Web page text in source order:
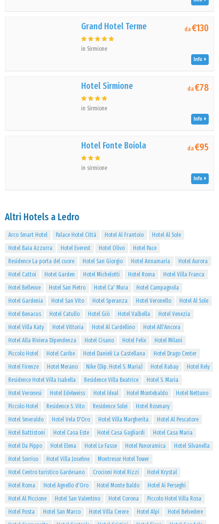
Grand Hotel Terme
in Sirmione
da€130
Info
Hotel Sirmione
in Sirmione
da€78
Info
Hotel Fonte Boiola
in sirmione
da€95
Info
Altri Hotels a Ledro
Arco Smart Hotel Palace Hotel Città Hotel Al Frantoio
Hotel Al Sole
Hotel Baia Azzurra
Hotel Everest Hotel Olivo
Hotel Pace
Residence La porta del cuore
Hotel San Giorgio Hotel Annamaria
Hotel Aurora
Hotel Cattoi
Hotel Garden Hotel Michelotti Hotel Roma
Hotel Villa Franca
Hotel Bellevue
Hotel San Pietro Hotel Ca' Mura
Hotel Campagnola
Hotel Gardenia
Hotel San Vito Hotel Speranza Hotel Veronello
Hotel Al Sole
Hotel Benacus
Hotel Catullo Hotel Giò Hotel Valbella
Hotel Venezia
Hotel Villa Katy
Hotel Vittoria Hotel Al Cardellino
Hotel All'Ancora
Hotel Alla Riviera Dipendenza
Hotel Cisano Hotel Felix
Hotel Milani
Piccolo Hotel
Hotel Caribe Hotel Danieli La Castellana
Hotel Drago Center
Hotel Firenze
Hotel Merano Nike (Dip. Hotel S. Maria) Hotel Rabay
Hotel Rely
Residence Hotel Villa Isabella
Residence Villa Beatrice
Hotel S. Maria
Hotel Veronesi
Hotel Edelweiss Hotel Ideal Hotel Montebaldo
Hotel Nettuno
Piccolo Hotel
Residence S. Vito Residence Solei
Hotel Rosmary
Hotel Smeraldo
Hotel Vela D'Oro Hotel Villa Margherita
Hotel Al Pescatore
Hotel Battistoni
Hotel Casa Este Hotel Casa Gagliardi
Hotel Casa Maria
Hotel Da Pippo
Hotel Elena Hotel Le Fasse Hotel Panoramica
Hotel Silvanella
Hotel Sorriso
Hotel Villa Josefine
Montresor Hotel Tower
Hotel Centro turistico Gardesano
Crocioni Hotel Rizzi
Hotel Krystal
Hotel Roma
Hotel Agnello d'Oro Hotel Monte Baldo
Hotel Ai Perseghi
Hotel Al Piccione
Hotel San Valentino Hotel Corona
Piccolo Hotel Villa Rosa
Hotel Posta
Hotel San Marco Hotel Villa Cerere Hotel Alpi
Hotel Belvedere